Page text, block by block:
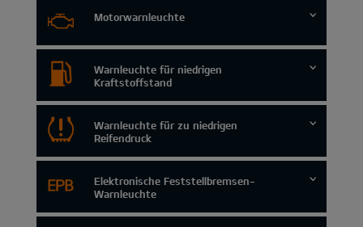
Motorwarnleuchte
Warnleuchte für niedrigen
Kraftstoffstand
Warnleuchte für zu niedrigen
Reifendruck
Elektronische Feststellbremsen-
Warnleuchte